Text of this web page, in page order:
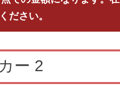
ださい。
ー 2